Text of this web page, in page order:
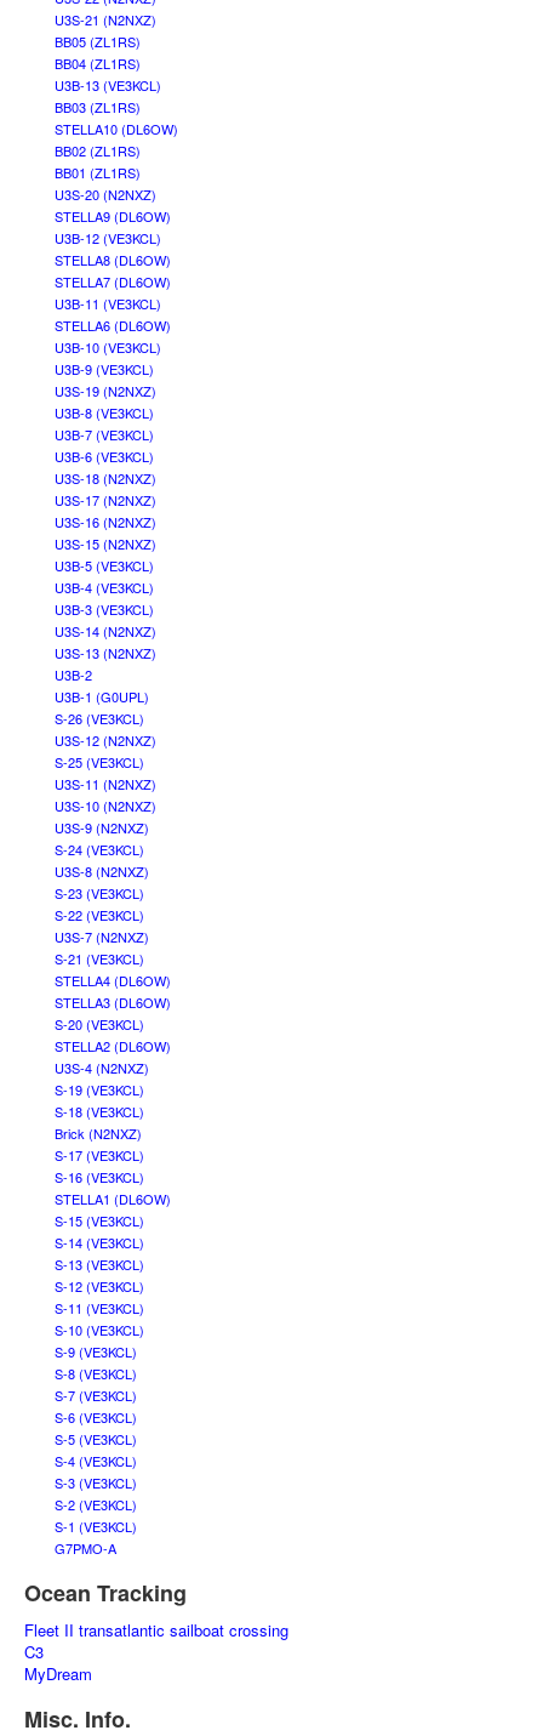
U3S-21 (N2NXZ)
BB05 (ZL1RS)
BB04 (ZL1RS)
U3B-13 (VE3KCL)
BB03 (ZL1RS)
STELLA10 (DL6OW)
BB02 (ZL1RS)
BB01 (ZL1RS)
U3S-20 (N2NXZ)
STELLA9 (DL6OW)
U3B-12 (VE3KCL)
STELLA8 (DL6OW)
STELLA7 (DL6OW)
U3B-11 (VE3KCL)
STELLA6 (DL6OW)
U3B-10 (VE3KCL)
U3B-9 (VE3KCL)
U3S-19 (N2NXZ)
U3B-8 (VE3KCL)
U3B-7 (VE3KCL)
U3B-6 (VE3KCL)
U3S-18 (N2NXZ)
U3S-17 (N2NXZ)
U3S-16 (N2NXZ)
U3S-15 (N2NXZ)
U3B-5 (VE3KCL)
U3B-4 (VE3KCL)
U3B-3 (VE3KCL)
U3S-14 (N2NXZ)
U3S-13 (N2NXZ)
U3B-2
U3B-1 (G0UPL)
S-26 (VE3KCL)
U3S-12 (N2NXZ)
S-25 (VE3KCL)
U3S-11 (N2NXZ)
U3S-10 (N2NXZ)
U3S-9 (N2NXZ)
S-24 (VE3KCL)
U3S-8 (N2NXZ)
S-23 (VE3KCL)
S-22 (VE3KCL)
U3S-7 (N2NXZ)
S-21 (VE3KCL)
STELLA4 (DL6OW)
STELLA3 (DL6OW)
S-20 (VE3KCL)
STELLA2 (DL6OW)
U3S-4 (N2NXZ)
S-19 (VE3KCL)
S-18 (VE3KCL)
Brick (N2NXZ)
S-17 (VE3KCL)
S-16 (VE3KCL)
STELLA1 (DL6OW)
S-15 (VE3KCL)
S-14 (VE3KCL)
S-13 (VE3KCL)
S-12 (VE3KCL)
S-11 (VE3KCL)
S-10 (VE3KCL)
S-9 (VE3KCL)
S-8 (VE3KCL)
S-7 (VE3KCL)
S-6 (VE3KCL)
S-5 (VE3KCL)
S-4 (VE3KCL)
S-3 (VE3KCL)
S-2 (VE3KCL)
S-1 (VE3KCL)
G7PMO-A
Ocean Tracking
Fleet II transatlantic sailboat crossing
C3
MyDream
Misc. Info.